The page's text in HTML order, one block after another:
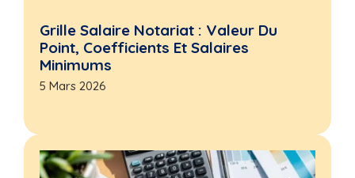
Grille Salaire Notariat : Valeur Du
Point, Coefficients Et Salaires
Minimums
5 Mars 2026